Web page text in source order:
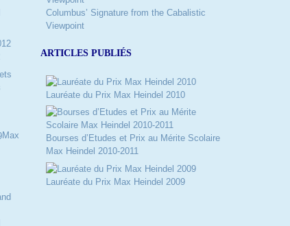
Max
Columbus’ Signature from the Cabalistic
Viewpoint
ARTICLES PUBLIÉS
Lauréate du Prix Max Heindel 2010
Bourses d’Etudes et Prix au Mérite Scolaire
Max Heindel 2010-2011
Lauréate du Prix Max Heindel 2009